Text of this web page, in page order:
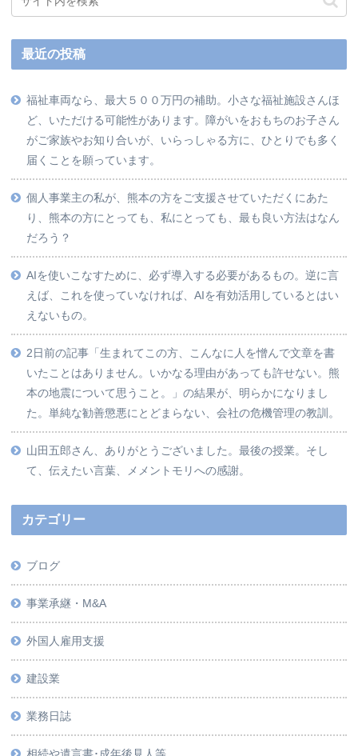
最近の投稿
福祉車両なら、最大５００万円の補助。小さな福祉施設さんほ
ど、いただける可能性があります。障がいをおもちのお子さん
がご家族やお知り合いが、いらっしゃる方に、ひとりでも多く
届くことを願っています。
個人事業主の私が、熊本の方をご支援させていただくにあた
り、熊本の方にとっても、私にとっても、最も良い方法はなん
だろう？
AIを使いこなすために、必ず導入する必要があるもの。逆に言
えば、これを使っていなければ、AIを有効活用しているとはい
えないもの。
2日前の記事「生まれてこの方、こんなに人を憎んで文章を書
いたことはありません。いかなる理由があっても許せない。熊
本の地震について思うこと。」の結果が、明らかになりまし
た。単純な勧善懲悪にとどまらない、会社の危機管理の教訓。
山田五郎さん、ありがとうございました。最後の授業。そし
て、伝えたい言葉、メメントモリへの感謝。
カテゴリー
ブログ
事業承継・M&A
外国人雇用支援
建設業
業務日誌
相続や遺言書･成年後見人等